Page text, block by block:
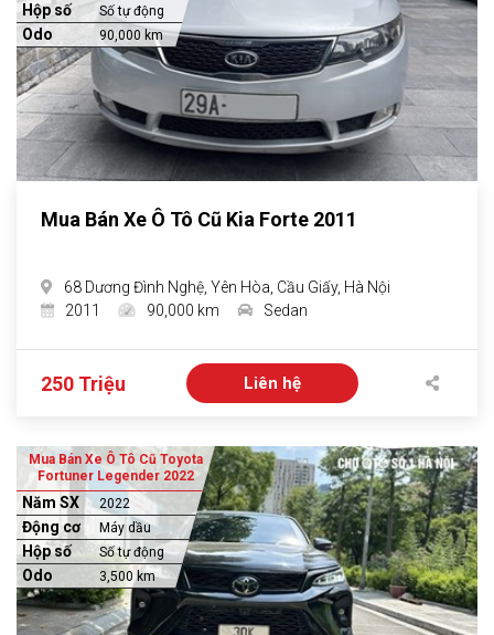
Hộp số Số tự động
Odo 90,000 km
Mua Bán Xe Ô Tô Cũ Kia Forte 2011
68 Dương Đình Nghệ, Yên Hòa, Cầu Giấy, Hà Nội
2011
90,000 km Sedan
250 Triệu Liên hệ
Mua Bán Xe Ô Tô Cũ Toyota
Fortuner Legender 2022
Năm SX 2022
Động cơ Máy dầu
Hộp số Số tự động
Odo 3,500 km